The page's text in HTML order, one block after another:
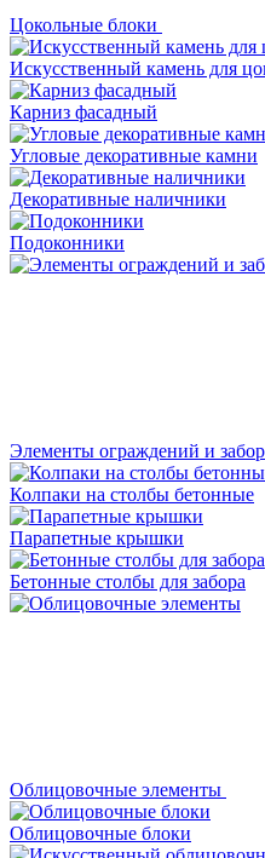
Цокольные блоки
Искусственный камень для
Карниз фасадный
Угловые декоративные камни
Декоративные наличники
Подоконники
Элементы ограждений и
Колпаки на столбы бетонные
Парапетные крышки
Бетонные столбы для забора
Облицовочные элементы
Облицовочные блоки